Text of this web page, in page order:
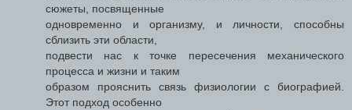
сюжеты, посвященные
одновременно и организму, и личности, способны
сблизить эти области,
подвести нас к точке пересечения механического
процесса и жизни и таким
образом прояснить связь физиологии с биографией.
Этот подход особенно